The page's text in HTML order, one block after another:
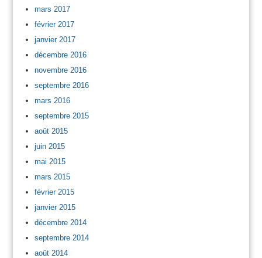
mars 2017
février 2017
janvier 2017
décembre 2016
novembre 2016
septembre 2016
mars 2016
septembre 2015
août 2015
juin 2015
mai 2015
mars 2015
février 2015
janvier 2015
décembre 2014
septembre 2014
août 2014